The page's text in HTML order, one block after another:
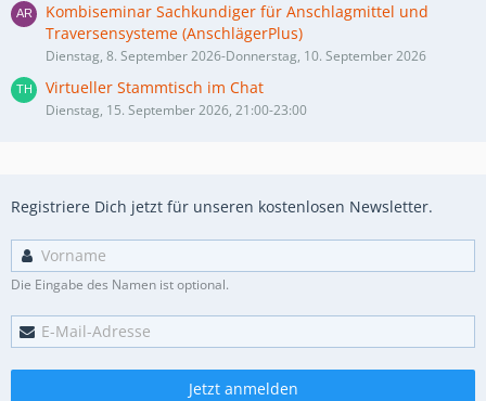
Kombiseminar Sachkundiger für Anschlagmittel und
Traversensysteme (AnschlägerPlus)
Dienstag, 8. September 2026-Donnerstag, 10. September 2026
Virtueller Stammtisch im Chat
Dienstag, 15. September 2026, 21:00-23:00
Registriere Dich jetzt für unseren kostenlosen Newsletter.
Die Eingabe des Namen ist optional.
Jetzt anmelden